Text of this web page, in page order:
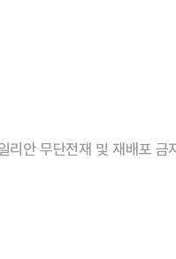
리안 무단전재 및 재배포 금